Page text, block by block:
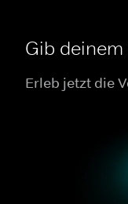
Gib
Erleb jetzt die